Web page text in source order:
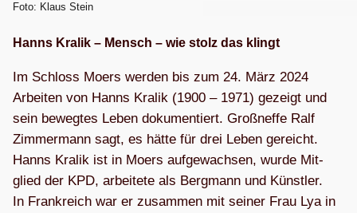
Foto: Klaus Stein
Hanns Kra­lik – Mensch – wie stolz das klingt
Im Schloss Moers wer­den bis zum 24. März 2024
Arbei­ten von Hanns Kra­lik (1900 – 1971) gezeigt und
sein beweg­tes Leben doku­men­tiert. Groß­neffe Ralf
Zim­mer­mann sagt, es hätte für drei Leben gereicht.
Hanns Kra­lik ist in Moers auf­ge­wach­sen, wurde Mit­
glied der KPD, arbei­tete als Berg­mann und Künst­ler.
In Frank­reich war er zusam­men mit sei­ner Frau Lya in